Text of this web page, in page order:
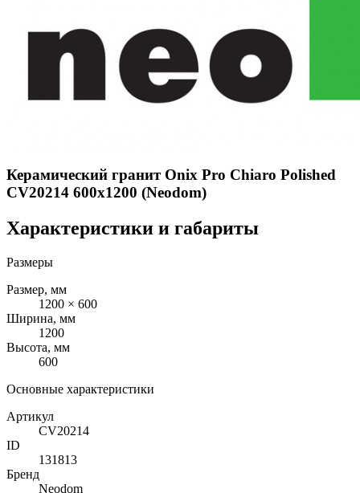
Керамический гранит Onix Pro Chiaro Polished
CV20214 600x1200 (Neodom)
Характеристики и габариты
Размеры
Размер, мм
1200 × 600
Ширина, мм
1200
Высота, мм
600
Основные характеристики
Артикул
CV20214
ID
131813
Бренд
Neodom